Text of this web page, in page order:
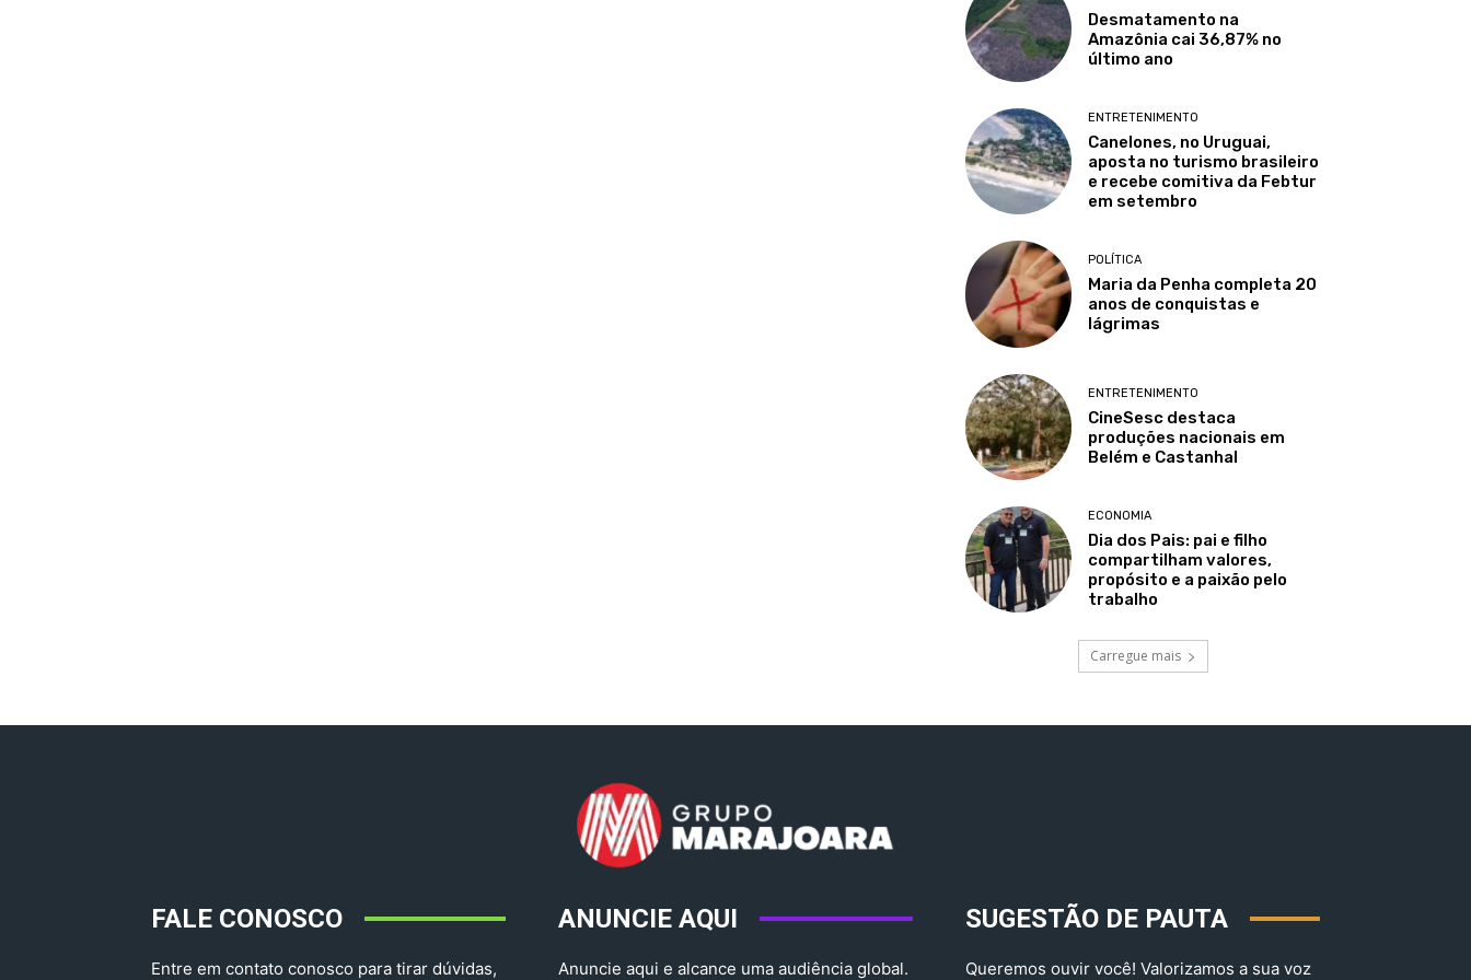
Desmatamento na
Amazônia cai 36,87% no
último ano
ENTRETENIMENTO
Canelones, no Uruguai,
aposta no turismo brasileiro
e recebe comitiva da Febtur
em setembro
POLÍTICA
Maria da Penha completa 20
anos de conquistas e
lágrimas
ENTRETENIMENTO
CineSesc destaca
produções nacionais em
Belém e Castanhal
ECONOMIA
Dia dos Pais: pai e filho
compartilham valores,
propósito e a paixão pelo
trabalho
Carregue mais
FALE CONOSCO
Entre em contato conosco para tirar dúvidas,
ANUNCIE AQUI
Anuncie aqui e alcance uma audiência global.
SUGESTÃO DE PAUTA
Queremos ouvir você! Valorizamos a sua voz